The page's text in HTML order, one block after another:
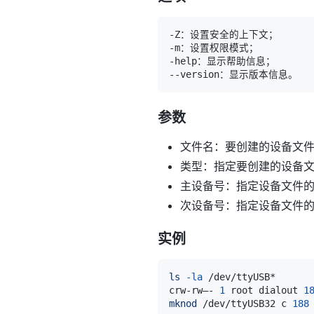
参数
文件名：要创建的设备文
类型：指定要创建的设备
主设备号：指定设备文件
次设备号：指定设备文件
实例
ls -la
crw-rw—- 1 root dialout
mknod
/dev/ttyUSB32 c 188